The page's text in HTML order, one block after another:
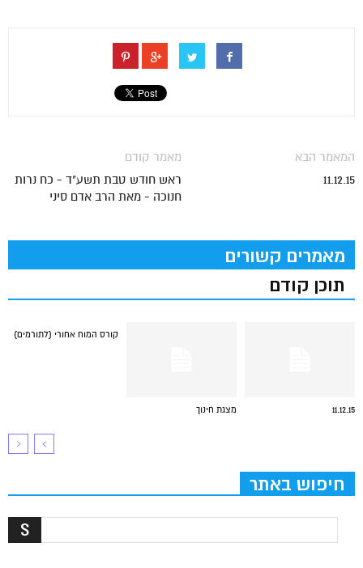
מאמר קודם
ראש חודש טבת תשע"ד - כח נרות
חנוכה - מאת הרב אדם סיני
המאמר הבא
11.12.15
מאמרים קשורים
תוכן קודם
קורס המוח אחורי (לתורמים)
מצגת חינוך 11.12.15
חיפוש באתר